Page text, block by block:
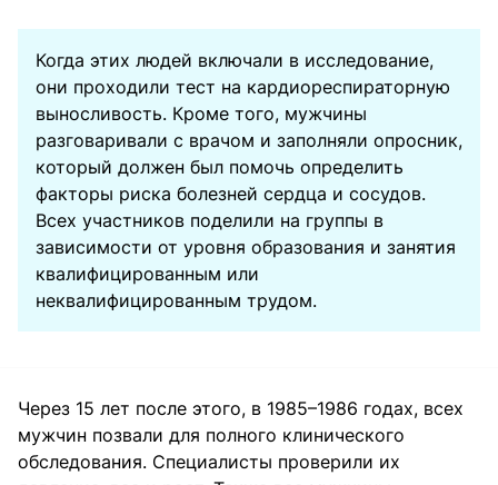
Когда этих людей включали в исследование,
они проходили тест на кардиореспираторную
выносливость. Кроме того, мужчины
разговаривали с врачом и заполняли опросник,
который должен был помочь определить
факторы риска болезней сердца и сосудов.
Всех участников поделили на группы в
зависимости от уровня образования и занятия
квалифицированным или
неквалифицированным трудом.
Через 15 лет после этого, в 1985–1986 годах, всех
мужчин позвали для полного клинического
обследования. Специалисты проверили их